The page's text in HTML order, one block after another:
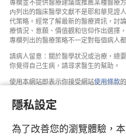
隱私設定
為了改善您的瀏覽體驗，
内列出的臨床醫學文獻不是耶和華見證
代策略。經常了解最新的醫療資訊，討
療情況、意願、價值觀和信仰作出選擇
專欄列出的醫療策略不一定對每個病人
請病人留意：關於醫學狀況或治療，總
你覺得自己生病，請尋求醫生的幫助。
使用本網站即表示你接受網站使用條款